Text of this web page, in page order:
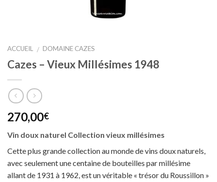
ACCUEIL / DOMAINE CAZES
Cazes – Vieux Millésimes 1948
270,00€
Vin doux naturel Collection vieux millésimes
Cette plus grande collection au monde de vins doux naturels,
avec seulement une centaine de bouteilles par millésime
allant de 1931 à 1962, est un véritable « trésor du Roussillon »